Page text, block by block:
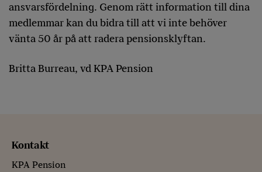
ansvarsfördelning. Genom rätt information till dina
medlemmar kan du bidra till att vi inte behöver
vänta 50 år på att radera pensionsklyftan.
Britta Burreau, vd KPA Pension
Kontakt
KPA Pension